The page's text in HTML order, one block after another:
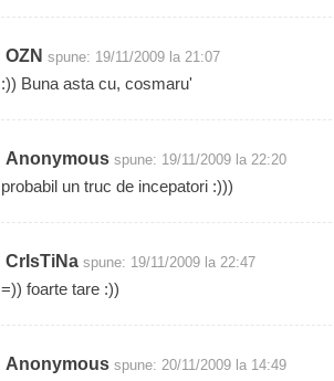
OZN spune: 19/11/2009 la 21:07
:)) Buna asta cu, cosmaru'
Anonymous spune: 19/11/2009 la 22:20
probabil un truc de incepatori :)))
CrIsTiNa spune: 19/11/2009 la 22:47
=)) foarte tare :))
Anonymous spune: 20/11/2009 la 14:49